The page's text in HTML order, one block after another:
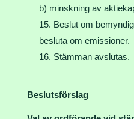
b) minskning av
Beslut om
besluta om emissioner.
Stämman avslutas.
Beslutsförslag